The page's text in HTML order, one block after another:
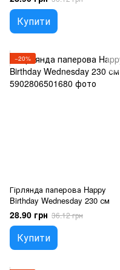
Купити
−20%
Гірлянда паперова Happy
Birthday Wednesday 230 см
28.90 грн 36.12 грн
Купити